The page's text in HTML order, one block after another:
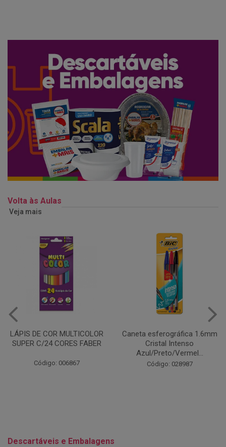
Volta às Aulas
Veja mais
Caneta esferográfica 1.6mm
Cristal Intenso
Código: 028987
COLA EM BASTÃO 40G - LEO
& LEO
Código: 028164
Descartáveis e Embalagens